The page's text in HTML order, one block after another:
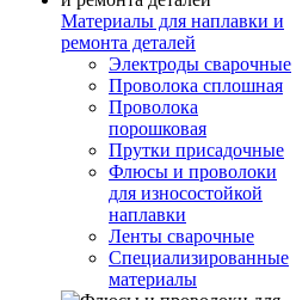
Материалы для наплавки и
ремонта деталей
Электроды сварочные
Проволока сплошная
Проволока
порошковая
Прутки присадочные
Флюсы и проволоки
для износостойкой
наплавки
Ленты сварочные
Специализированные
материалы